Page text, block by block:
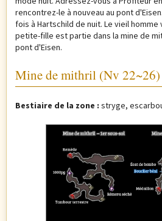
rencontrez-le à nouveau au pont
fois à Hartschild de nuit. Le vieil
petite-fille est partie dans la mine de
pont d'Eisen.
Mine de mithril (Nv 22~26)
Bestiaire de la zone : stryge,